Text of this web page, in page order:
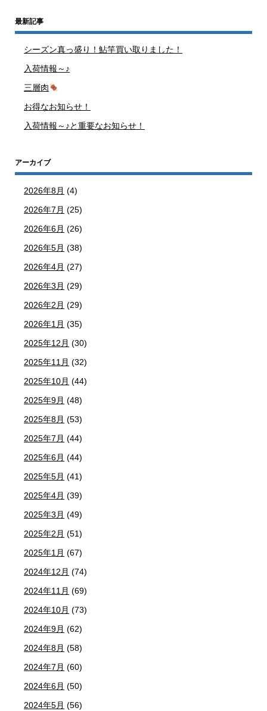
最新記事
シーズン真っ盛り！鮎竿買い取りました！
入荷情報～♪
三層肉
お得なお知らせ！
入荷情報～♪と重要なお知らせ！
アーカイブ
2026年8月 (4)
2026年7月 (25)
2026年6月 (26)
2026年5月 (38)
2026年4月 (27)
2026年3月 (29)
2026年2月 (29)
2026年1月 (35)
2025年12月 (30)
2025年11月 (32)
2025年10月 (44)
2025年9月 (48)
2025年8月 (53)
2025年7月 (44)
2025年6月 (44)
2025年5月 (41)
2025年4月 (39)
2025年3月 (49)
2025年2月 (51)
2025年1月 (67)
2024年12月 (74)
2024年11月 (69)
2024年10月 (73)
2024年9月 (62)
2024年8月 (58)
2024年7月 (60)
2024年6月 (50)
2024年5月 (56)